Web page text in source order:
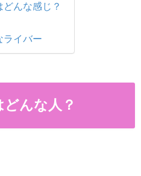
んな感じ？
ライバー
んな人？